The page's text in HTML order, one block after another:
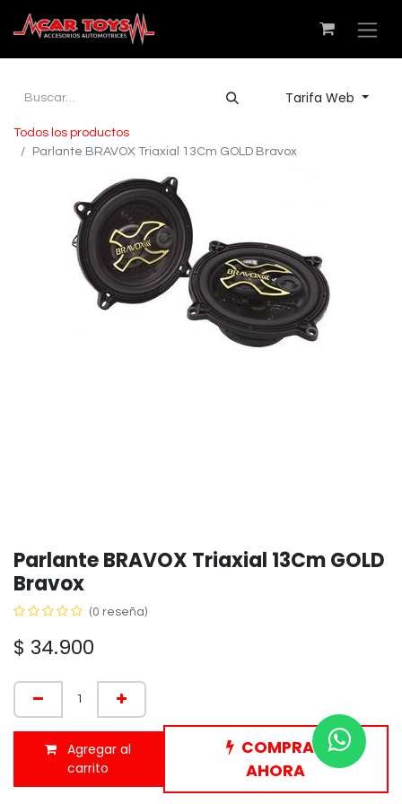
Tarifa Web
Todos los productos
Parlante BRAVOX Triaxial 13Cm GOLD Bravox
Parlante BRAVOX Triaxial 13Cm GOLD
Bravox
(0 reseña)
$ 34.900
Agregar al
carrito
COMPRAR
AHORA